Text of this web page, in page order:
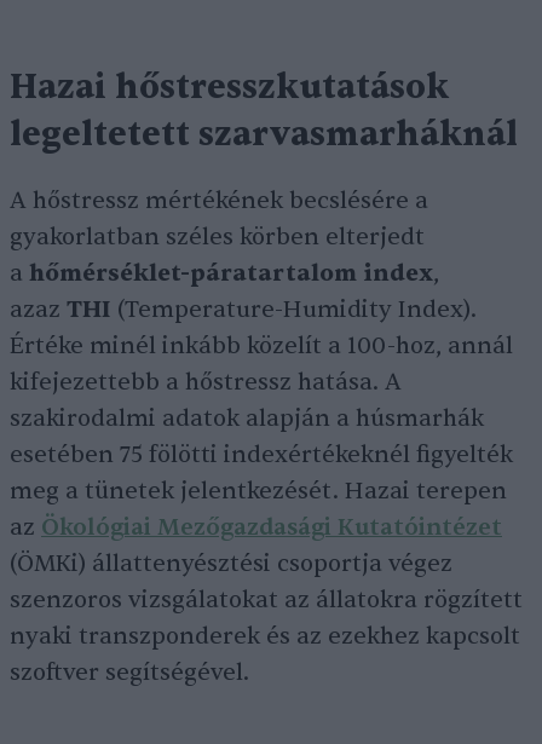
Hazai hőstresszkutatások
legeltetett szarvasmarháknál
A hőstressz mértékének becslésére a
gyakorlatban széles körben elterjedt
a hőmérséklet-páratartalom index,
azaz THI (Temperature-Humidity Index).
Értéke minél inkább közelít a 100-hoz, annál
kifejezettebb a hőstressz hatása. A
szakirodalmi adatok alapján a húsmarhák
esetében 75 fölötti indexértékeknél figyelték
meg a tünetek jelentkezését. Hazai terepen
az Ökológiai Mezőgazdasági Kutatóintézet
(ÖMKi) állattenyésztési csoportja végez
szenzoros vizsgálatokat az állatokra rögzített
nyaki transzponderek és az ezekhez kapcsolt
szoftver segítségével.